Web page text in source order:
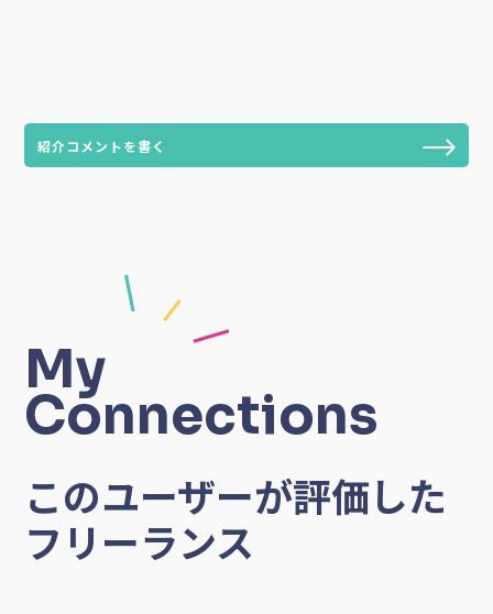
紹介コメントを書く
My
Connections
このユーザーが評価した
フリーランス